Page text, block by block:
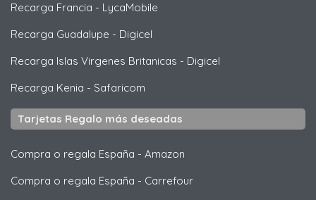
Recarga Francia - LycaMobile
Recarga Guadalupe - Digicel
Recarga Islas Virgenes Britanicas - Digicel
Recarga Kenia - Safaricom
Tarjetas Regalo más deseadas
Compra o regala España - Amazon
Compra o regala España - Carrefour